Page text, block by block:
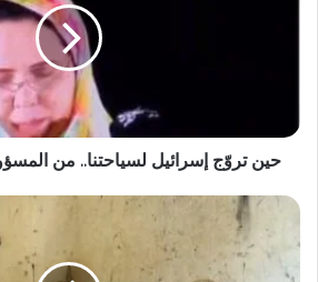
حين تروّج إسرائيل لسياحتنا.. من